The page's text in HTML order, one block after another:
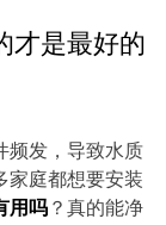
才是最好的
频发，导致水质
家庭都想要安装
用吗 ？真的能净